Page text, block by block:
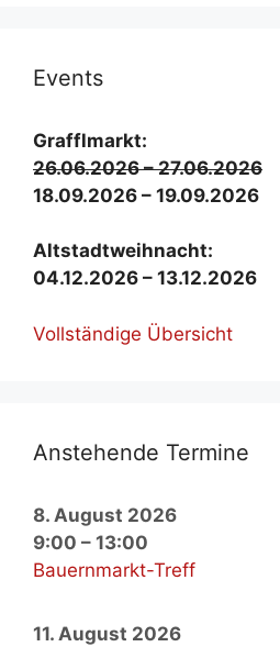
Events
Graf­fl­markt:
26.06.2026 – 27.06.2026
18.09.2026 – 19.09.2026
Alt­stadt­weih­nacht:
04.12.2026 – 13.12.2026
Voll­stän­di­ge Über­sicht
An­ste­hen­de Ter­mi­ne
8. August 2026
9:00 – 13:00
Bauernmarkt-Treff
11. August 2026